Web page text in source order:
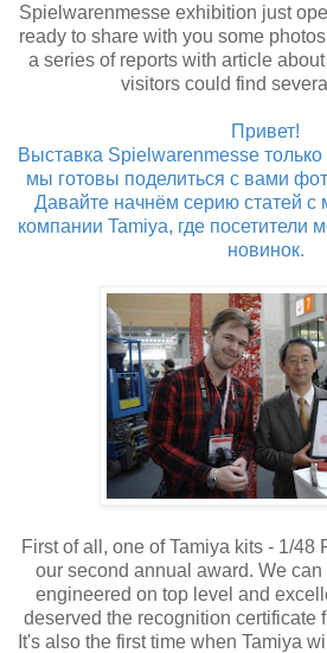
Spielwarenmesse exhibition just
ready to share with you some
a series of reports with article
visitors could find
Привет!
Выставка Spielwarenmesse только
мы готовы поделиться с вами
Давайте начнём серию статей с
компании Tamiya, где посетители
новинок.
First of all, one of Tamiya kits - 1/48
our second annual award. We can
engineered on top level and
deserved the recognition certificate
It's also the first time when Tamiya